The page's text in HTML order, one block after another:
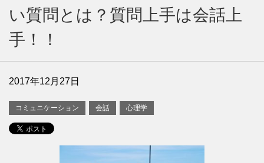
い質問とは？質問上手は会話上
手！！
2017年12月27日
コミュニケーション 会話 心理学